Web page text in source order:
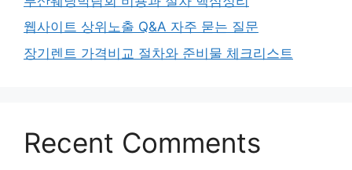
웹사이트 상위노출 Q&A 자주 묻는 질문
장기렌트 가격비교 절차와 준비물 체크리스트
Recent Comments